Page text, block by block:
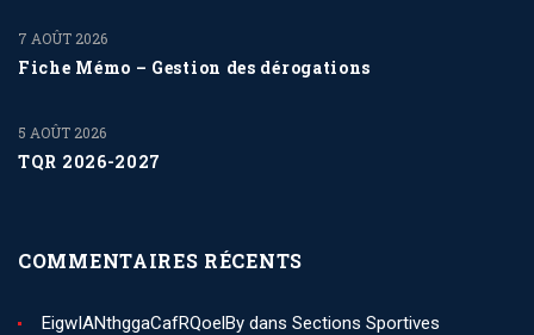
Fiche Mémo – Gestion des dérogations
7 AOÛT 2026
TQR 2026-2027
5 AOÛT 2026
COMMENTAIRES RÉCENTS
EigwIANthggaCafRQoelBy dans Sections Sportives